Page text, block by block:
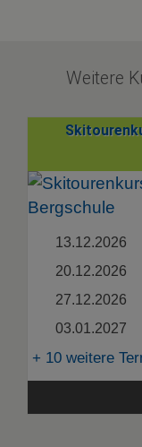
Weitere
13.12.2026
20.12.2026
27.12.2026
03.01.2027
+ 10 weitere